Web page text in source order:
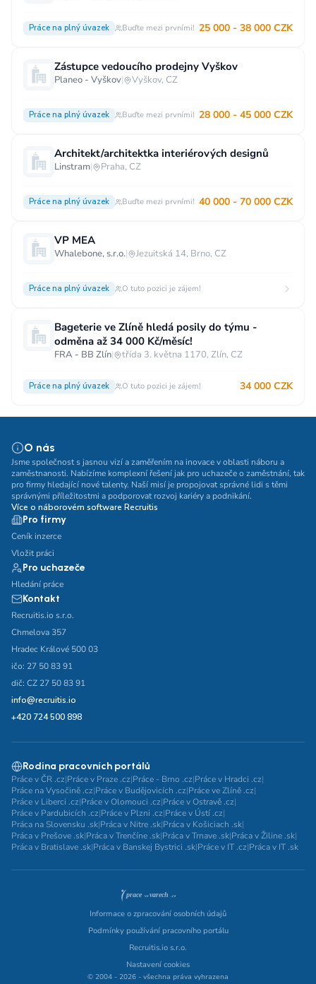
Práce na plný úvazek Buďte mezi prvními! 25 000 - 38 000 CZK
Zástupce vedoucího prodejny Vyškov
Planeo - Vyškov| Vyškov, CZ
Práce na plný úvazek Buďte mezi prvními! 28 000 - 45 000 CZK
Architekt/architektka interiérových designů
Linstram| Praha, CZ
Práce na plný úvazek Buďte mezi prvními! 40 000 - 70 000 CZK
VP MEA
Whalebone, s.r.o.| Jezuitská 14, Brno, CZ
Práce na plný úvazek O tuto pozici je zájem!
Bageterie ve Zlíně hledá posily do týmu -
odměna až 34 000 Kč/měsíc!
FRA - BB Zlín| třída 3. května 1170, Zlín, CZ
Práce na plný úvazek O tuto pozici je zájem! 34 000 CZK
O nás
Jsme společnost s jasnou vizí a zaměřením na inovace v oblasti náboru a
zaměstnanosti. Nabízíme komplexní řešení jak pro uchazeče o zaměstnání, tak
pro firmy hledající nové talenty. Naší misí je propojovat správné lidi s těmi
správnými příležitostmi a podporovat rozvoj kariéry a podnikání.
Více o náborovém software Recruitis
Pro firmy
Ceník inzerce
Vložit práci
Pro uchazeče
Hledání práce
Kontakt
Recruitis.io s.r.o.
Chmelova 357
Hradec Králové 500 03
ičo: 27 50 83 91
dič: CZ 27 50 83 91
info@recruitis.io
+420 724 500 898
Rodina pracovních portálů
Práce v ČR .cz|Práce v Praze .cz|Práce - Brno .cz|Práce v Hradci .cz|
Práce na Vysočině .cz|Práce v Budějovicích .cz|Práce ve Zlíně .cz|
Práce v Liberci .cz|Práce v Olomouci .cz|Práce v Ostravě .cz|
Práce v Pardubicích .cz|Práce v Plzni .cz|Práce v Ústí .cz|
Práca na Slovensku .sk|Práca v Nitre .sk|Práca v Košiciach .sk|
Práca v Prešove .sk|Práca v Trenčíne .sk|Práca v Trnave .sk|Práca v Žiline .sk|
Práca v Bratislave .sk|Práca v Banskej Bystrici .sk|Práce v IT .cz|Práca v IT .sk
Informace o zpracování osobních údajů
Podmínky používání pracovního portálu
Recruitis.io s.r.o.
Nastavení cookies
© 2004 - 2026 - všechna práva vyhrazena